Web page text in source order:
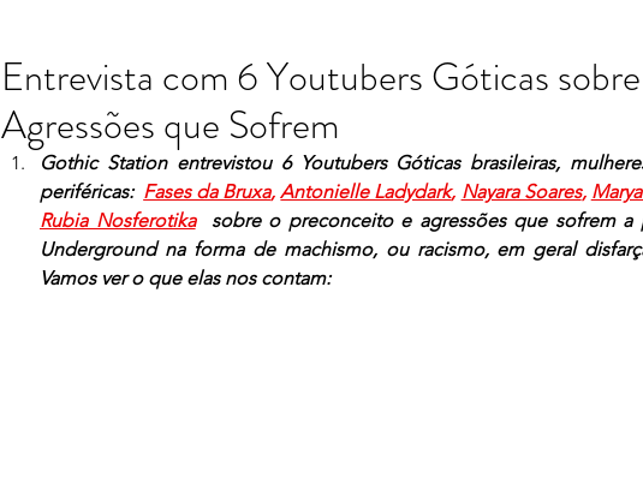
Entrevista com 6 Youtubers Góticas
Agressões que Sofrem
Gothic Station entrevistou 6 Youtubers Góticas brasileiras,
periféricas: Fases da Bruxa, Antonielle Ladydark, Nayara Soares,
Rubia Nosferotika
sobre o preconceito e agressões que sofrem
Underground na forma de machismo, ou racismo, em geral
Vamos ver o que elas nos contam: